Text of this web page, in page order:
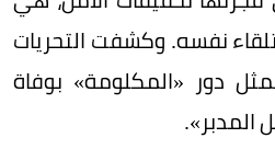
نفسه. وكشفت التحريات
دور «المكلومة» بوفاة
المدبر».